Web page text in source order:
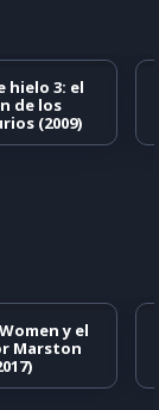
hielo 3: el
de los
(2009)
y el
Marston